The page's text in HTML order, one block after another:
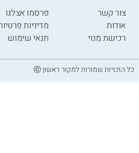
צור קשר
אודות
רכישת מנוי
פרסמו אצלנו
מדיניות
תנאי שימוש
כל הזכויות שמורות למקור ראשון ⓒ